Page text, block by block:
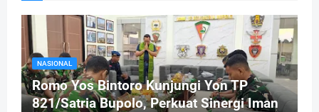
NASIONAL
Romo Yos Bintoro Kunjungi Yon TP
821/Satria Bupolo, Perkuat Sinergi Iman